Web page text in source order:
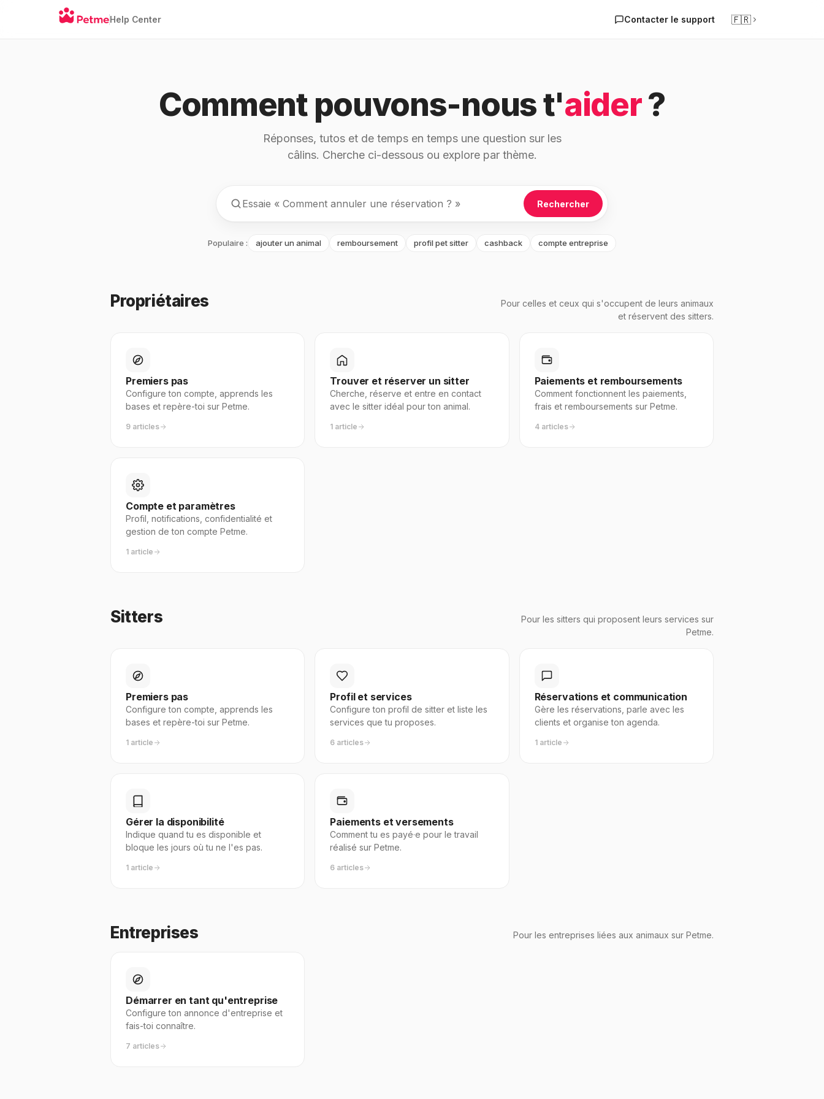
Help Center Contacter le support 🇫🇷
Comment pouvons-nous t'aider?
Réponses, tutos et de temps en temps une question sur les
câlins. Cherche ci-dessous ou explore par thème.
Rechercher
Populaire : ajouter un animal remboursement profil pet sitter cashback compte entreprise
Propriétaires
Pour celles et ceux qui s'occupent de leurs animaux
et réservent des sitters.
Premiers pas
Configure ton compte, apprends les
bases et repère-toi sur Petme.
9 articles
Trouver et réserver un sitter
Cherche, réserve et entre en contact
avec le sitter idéal pour ton animal.
1 article
Paiements et remboursements
Comment fonctionnent les paiements,
frais et remboursements sur Petme.
4 articles
Compte et paramètres
Profil, notifications, confidentialité et
gestion de ton compte Petme.
1 article
Sitters
Pour les sitters qui proposent leurs services sur
Petme.
Premiers pas
Configure ton compte, apprends les
bases et repère-toi sur Petme.
1 article
Profil et services
Configure ton profil de sitter et liste les
services que tu proposes.
6 articles
Réservations et communication
Gère les réservations, parle avec les
clients et organise ton agenda.
1 article
Gérer la disponibilité
Indique quand tu es disponible et
bloque les jours où tu ne l'es pas.
1 article
Paiements et versements
Comment tu es payé·e pour le travail
réalisé sur Petme.
6 articles
Entreprises Pour les entreprises liées aux animaux sur Petme.
Démarrer en tant qu'entreprise
Configure ton annonce d'entreprise et
fais-toi connaître.
7 articles